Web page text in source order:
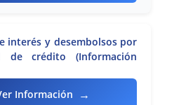
interés y desembolsos por
de crédito (Información
Información
→